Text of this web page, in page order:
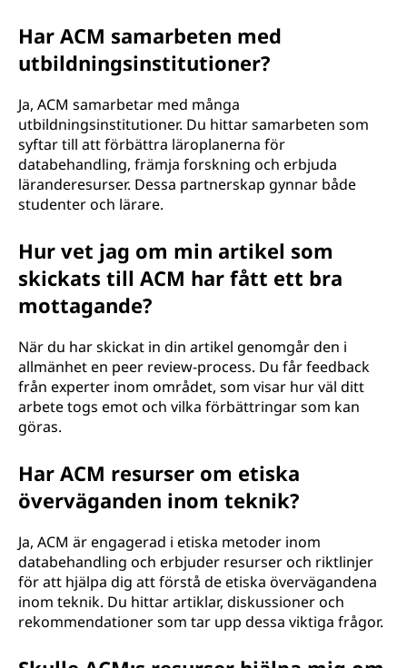
Har ACM samarbeten med
utbildningsinstitutioner?
Ja, ACM samarbetar med många
utbildningsinstitutioner. Du hittar samarbeten som
syftar till att förbättra läroplanerna för
databehandling, främja forskning och erbjuda
läranderesurser. Dessa partnerskap gynnar både
studenter och lärare.
Hur vet jag om min artikel som
skickats till ACM har fått ett bra
mottagande?
När du har skickat in din artikel genomgår den i
allmänhet en peer review-process. Du får feedback
från experter inom området, som visar hur väl ditt
arbete togs emot och vilka förbättringar som kan
göras.
Har ACM resurser om etiska
överväganden inom teknik?
Ja, ACM är engagerad i etiska metoder inom
databehandling och erbjuder resurser och riktlinjer
för att hjälpa dig att förstå de etiska övervägandena
inom teknik. Du hittar artiklar, diskussioner och
rekommendationer som tar upp dessa viktiga frågor.